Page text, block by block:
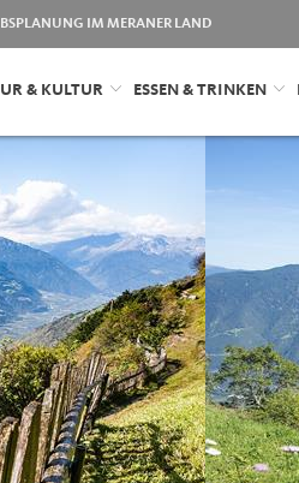
IM MERANER LAND
& KULTUR ESSEN & TRINKEN